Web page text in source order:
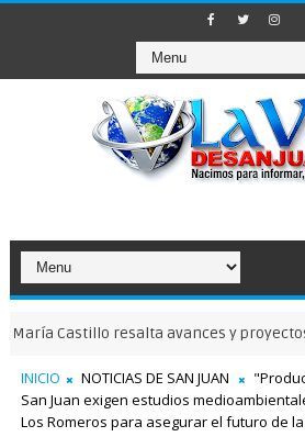
resalta avances y proyectos para
INICIO NOTICIAS DE SAN JUAN
San Juan exigen estudios
Los Romeros para asegurar el futuro de